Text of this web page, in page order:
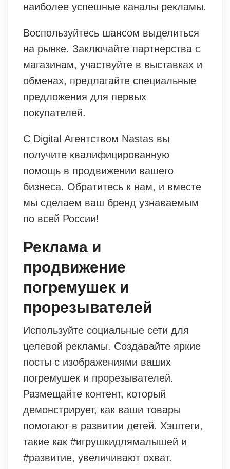
наиболее успешные каналы рекламы.
Воспользуйтесь шансом выделиться
на рынке. Заключайте партнерства с
магазинам, участвуйте в выставках и
обменах, предлагайте специальные
предложения для первых
покупателей.
С Digital Агентством Nastas вы
получите квалифицированную
помощь в продвижении вашего
бизнеса. Обратитесь к нам, и вместе
мы сделаем ваш бренд узнаваемым
по всей России!
Реклама и
продвижение
погремушек и
прорезывателей
Используйте социальные сети для
целевой рекламы. Создавайте яркие
посты с изображениями ваших
погремушек и прорезывателей.
Размещайте контент, который
демонстрирует, как ваши товары
помогают в развитии детей. Хэштеги,
такие как #игрушкидлямалышей и
#развитие, увеличивают охват.